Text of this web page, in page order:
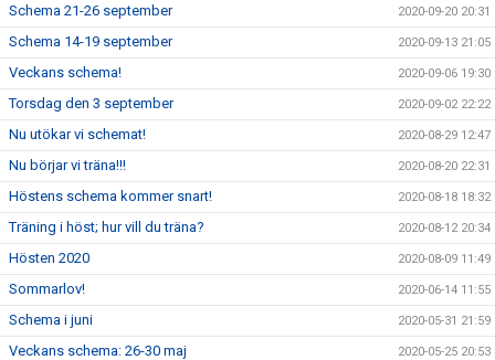
Schema 21-26 september 2020-09-20 20:31
Schema 14-19 september 2020-09-13 21:05
Veckans schema! 2020-09-06 19:30
Torsdag den 3 september 2020-09-02 22:22
Nu utökar vi schemat! 2020-08-29 12:47
Nu börjar vi träna!!! 2020-08-20 22:31
Höstens schema kommer snart! 2020-08-18 18:32
Träning i höst; hur vill du träna? 2020-08-12 20:34
Hösten 2020 2020-08-09 11:49
Sommarlov! 2020-06-14 11:55
Schema i juni 2020-05-31 21:59
Veckans schema: 26-30 maj 2020-05-25 20:53